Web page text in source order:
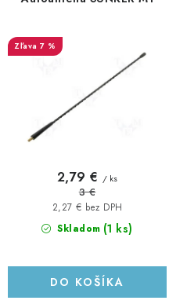
d
u
r
o
7 %
Skladom (1 ks)
2,27 € bez DPH
2,79 € / ks
3 €
DO KOŠÍKA